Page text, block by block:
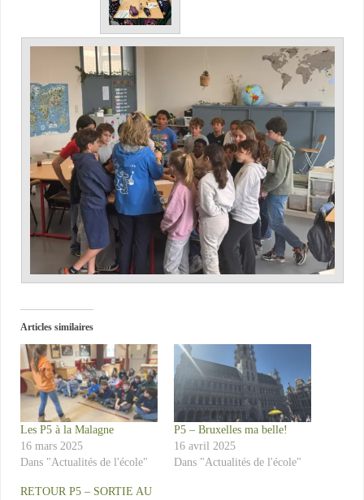
Articles similaires
Les P5 à la Malagne
16 mars 2025
Dans "Actualités de l'école"
P5 – Bruxelles ma belle!
16 avril 2025
Dans "Actualités de l'école"
RETOUR P5 – SORTIE AU